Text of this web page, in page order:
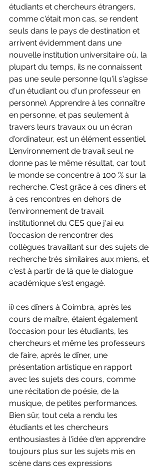
étudiants et chercheurs étrangers,
comme c'était mon cas, se rendent
seuls dans le pays de destination et
arrivent évidemment dans une
nouvelle institution universitaire où, la
plupart du temps, ils ne connaissent
pas une seule personne (qu'il s'agisse
d'un étudiant ou d'un professeur en
personne). Apprendre à les connaître
en personne, et pas seulement à
travers leurs travaux ou un écran
d'ordinateur, est un élément essentiel.
L'environnement de travail seul ne
donne pas le même résultat, car tout
le monde se concentre à 100 % sur la
recherche. C'est grâce à ces dîners et
à ces rencontres en dehors de
l'environnement de travail
institutionnel du CES que j'ai eu
l'occasion de rencontrer des
collègues travaillant sur des sujets de
recherche très similaires aux miens, et
c'est à partir de là que le dialogue
académique s'est engagé.
ii) ces dîners à Coimbra, après les
cours de maître, étaient également
l'occasion pour les étudiants, les
chercheurs et même les professeurs
de faire, après le dîner, une
présentation artistique en rapport
avec les sujets des cours, comme
une récitation de poésie, de la
musique, de petites performances.
Bien sûr, tout cela a rendu les
étudiants et les chercheurs
enthousiastes à l'idée d'en apprendre
toujours plus sur les sujets mis en
scène dans ces expressions